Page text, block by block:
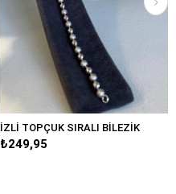
SIRALI BİLEZİK DENİZ